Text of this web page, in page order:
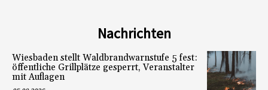
Nachrichten
Wiesbaden stellt Waldbrandwarnstufe 5 fest:
öffentliche Grillplätze gesperrt, Veranstalter
mit Auflagen